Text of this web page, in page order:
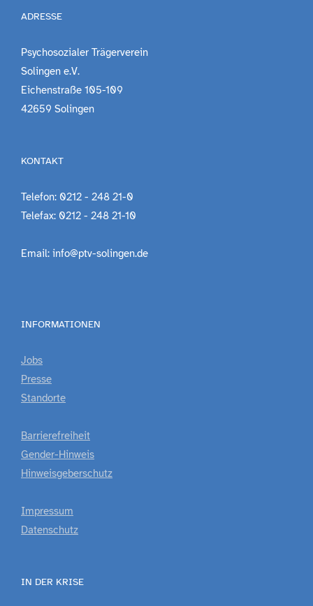
ADRESSE
Psychosozialer Trägerverein
Solingen e.V.
Eichenstraße 105-109
42659 Solingen
KONTAKT
Telefon: 0212 - 248 21-0
Telefax: 0212 - 248 21-10
Email: info@ptv-solingen.de
INFORMATIONEN
Jobs
Presse
Standorte
Barrierefreiheit
Gender-Hinweis
Hinweisgeberschutz
Impressum
Datenschutz
IN DER KRISE